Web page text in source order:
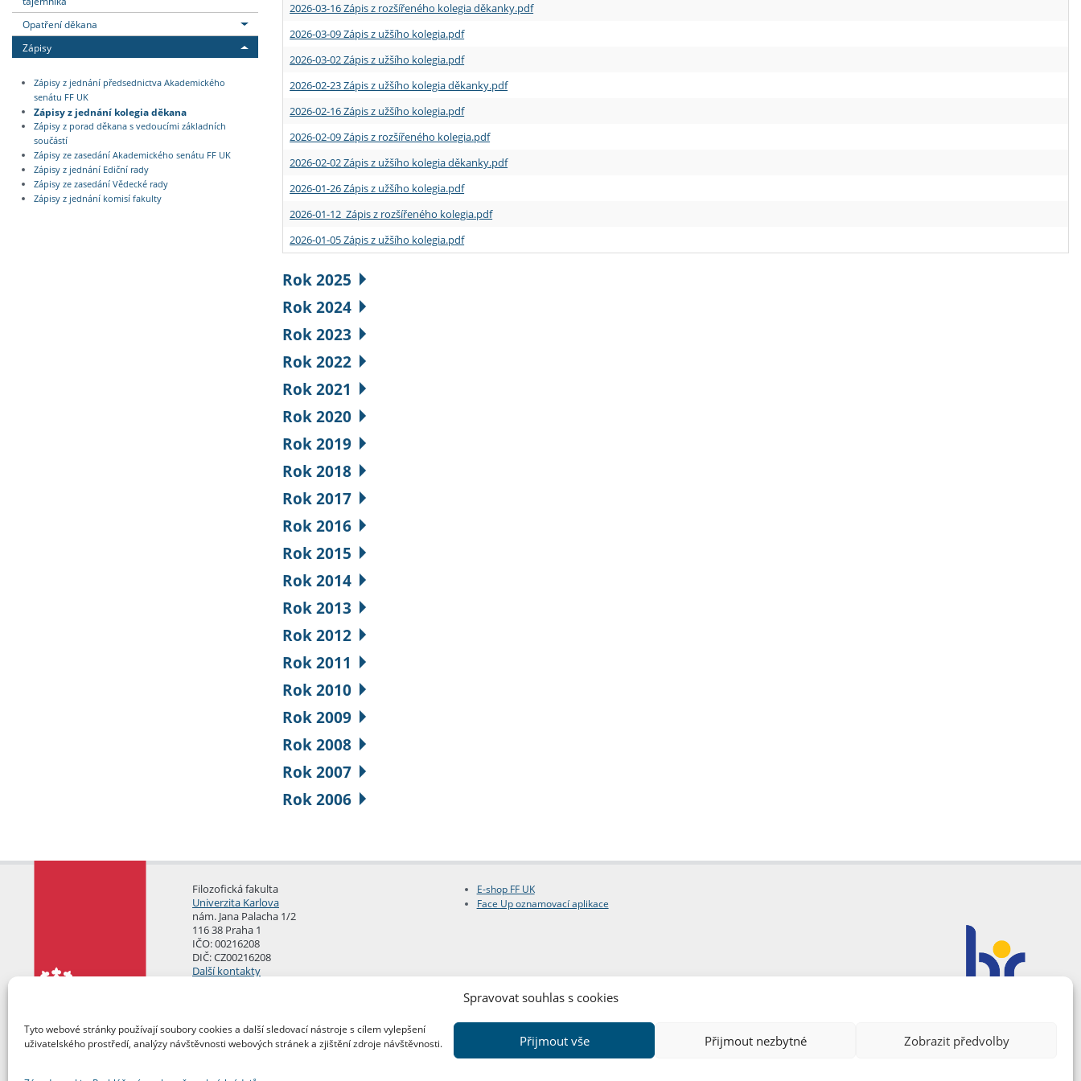
Spravovat souhlas s cookies
Tyto webové stránky používají soubory cookies a další sledovací nástroje s cílem vylepšení
uživatelského prostředí, analýzy návštěvnosti webových stránek a zjištění zdroje návštěvnosti.
Přijmout vše Přijmout nezbytné Zobrazit předvolby
Opatření děkana
Zápisy
Zápisy z jednání předsednictva Akademického
senátu FF UK
Zápisy z jednání kolegia děkana
Zápisy z porad děkana s vedoucími základních
součástí
Zápisy ze zasedání Akademického senátu FF UK
Zápisy z jednání Ediční rady
Zápisy ze zasedání Vědecké rady
Zápisy z jednání komisí fakulty
2026-03-16 Zápis z rozšířeného kolegia děkanky.pdf
2026-03-09 Zápis z užšího kolegia.pdf
2026-03-02 Zápis z užšího kolegia.pdf
2026-02-23 Zápis z užšího kolegia děkanky.pdf
2026-02-16 Zápis z užšího kolegia.pdf
2026-02-09 Zápis z rozšířeného kolegia.pdf
2026-02-02 Zápis z užšího kolegia děkanky.pdf
2026-01-26 Zápis z užšího kolegia.pdf
2026-01-12 Zápis z rozšířeného kolegia.pdf
2026-01-05 Zápis z užšího kolegia.pdf
Rok 2025
Rok 2024
Rok 2023
Rok 2022
Rok 2021
Rok 2020
Rok 2019
Rok 2018
Rok 2017
Rok 2016
Rok 2015
Rok 2014
Rok 2013
Rok 2012
Rok 2011
Rok 2010
Rok 2009
Rok 2008
Rok 2007
Rok 2006
Filozofická fakulta
Univerzita Karlova
nám. Jana Palacha 1/2
116 38 Praha 1
IČO: 00216208
DIČ: CZ00216208
Další kontakty
E-shop FF UK
Face Up oznamovací aplikace